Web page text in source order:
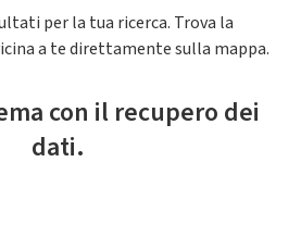
per la tua ricerca. Trova la
a te direttamente sulla mappa.
con il recupero dei
dati.